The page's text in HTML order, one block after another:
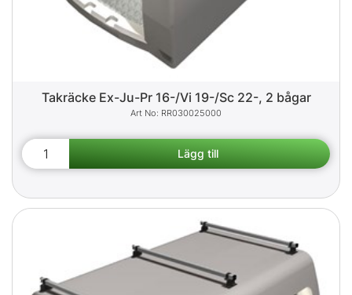
Takräcke Ex-Ju-Pr 16-/Vi 19-/Sc 22-, 2 bågar
RR030025000